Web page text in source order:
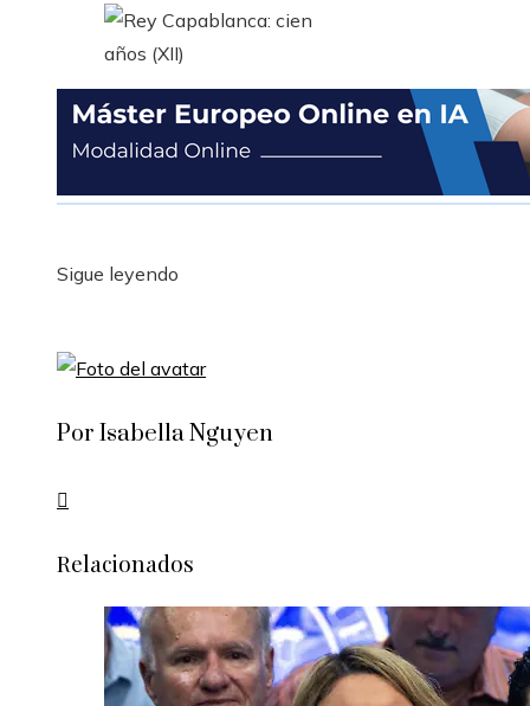
Sigue leyendo
Por Isabella Nguyen
Relacionados